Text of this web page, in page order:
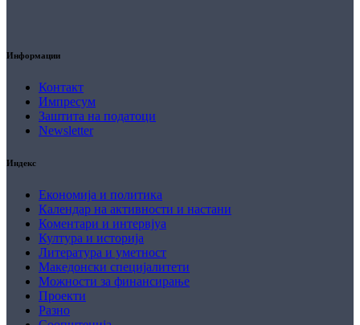
Информации
Контакт
Импресум
Заштита на податоци
Newsletter
Индекс
Економија и политика
Календар на активности и настани
Коментари и интервјуа
Култура и историја
Литература и уметност
Македонски специјалитети
Можности за финансирање
Проекти
Разно